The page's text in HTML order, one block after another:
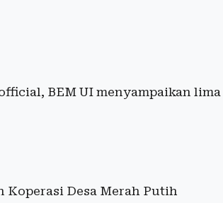
BEM UI menyampaikan lima
Koperasi Desa Merah Putih